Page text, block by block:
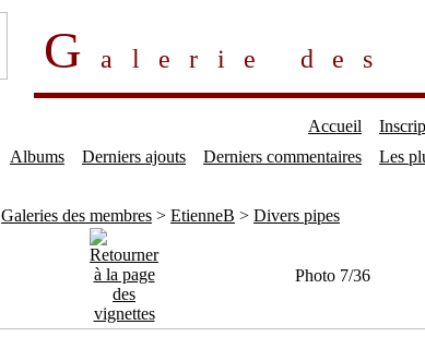
Galerie des
Accueil
Albums
Derniers ajouts Derniers commentaires Les
Galeries des membres > EtienneB > Divers pipes
Photo 7/36